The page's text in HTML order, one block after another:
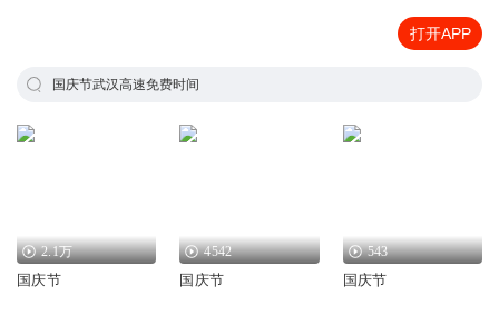
打开APP
国庆节武汉高速免费时间
2.1万
国庆节
4542
国庆节
543
国庆节